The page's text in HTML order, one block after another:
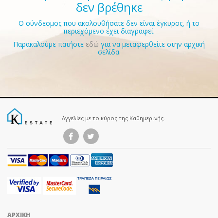
δεν βρέθηκε
Ο σύνδεσμος που ακολουθήσατε δεν είναι έγκυρος, ή το
περιεχόμενο έχει διαγραφεί.
Παρακαλούμε πατήστε εδώ για να μεταφερθείτε στην αρχική
σελίδα.
Αγγελίες με το κύρος της Καθημερινής.
ΑΡΧΙΚΗ